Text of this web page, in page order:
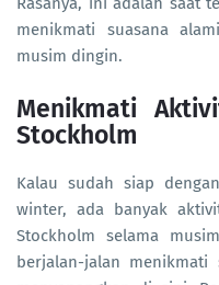
menikmati suasana
musim dingin.
Menikmati
Stockholm
Kalau sudah siap
winter, ada banyak
Stockholm selama
berjalan-jalan